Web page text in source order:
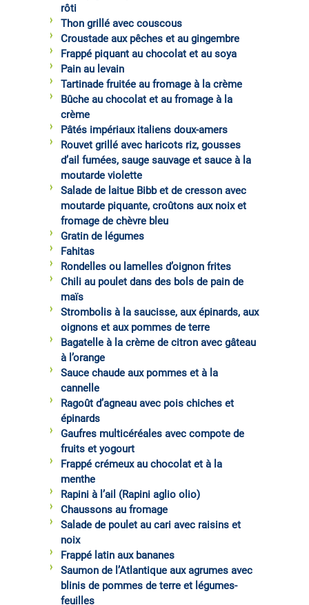
rôti
Thon grillé avec couscous
Croustade aux pêches et au gingembre
Frappé piquant au chocolat et au soya
Pain au levain
Tartinade fruitée au fromage à la crème
Bûche au chocolat et au fromage à la
crème
Pâtés impériaux italiens doux-amers
Rouvet grillé avec haricots riz, gousses
d’ail fumées, sauge sauvage et sauce à la
moutarde violette
Salade de laitue Bibb et de cresson avec
moutarde piquante, croûtons aux noix et
fromage de chèvre bleu
Gratin de légumes
Fahitas
Rondelles ou lamelles d’oignon frites
Chili au poulet dans des bols de pain de
maïs
Strombolis à la saucisse, aux épinards, aux
oignons et aux pommes de terre
Bagatelle à la crème de citron avec gâteau
à l’orange
Sauce chaude aux pommes et à la
cannelle
Ragoût d’agneau avec pois chiches et
épinards
Gaufres multicéréales avec compote de
fruits et yogourt
Frappé crémeux au chocolat et à la
menthe
Rapini à l’ail (Rapini aglio olio)
Chaussons au fromage
Salade de poulet au cari avec raisins et
noix
Frappé latin aux bananes
Saumon de l’Atlantique aux agrumes avec
blinis de pommes de terre et légumes-
feuilles